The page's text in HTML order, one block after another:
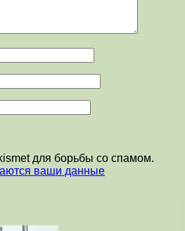
для борьбы со спамом.
ваши данные